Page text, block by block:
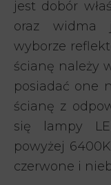
jest dobór
oraz widma
wyborze
ścianę należy
posiadać one
ścianę z
się lampy
powyżej
czerwone i